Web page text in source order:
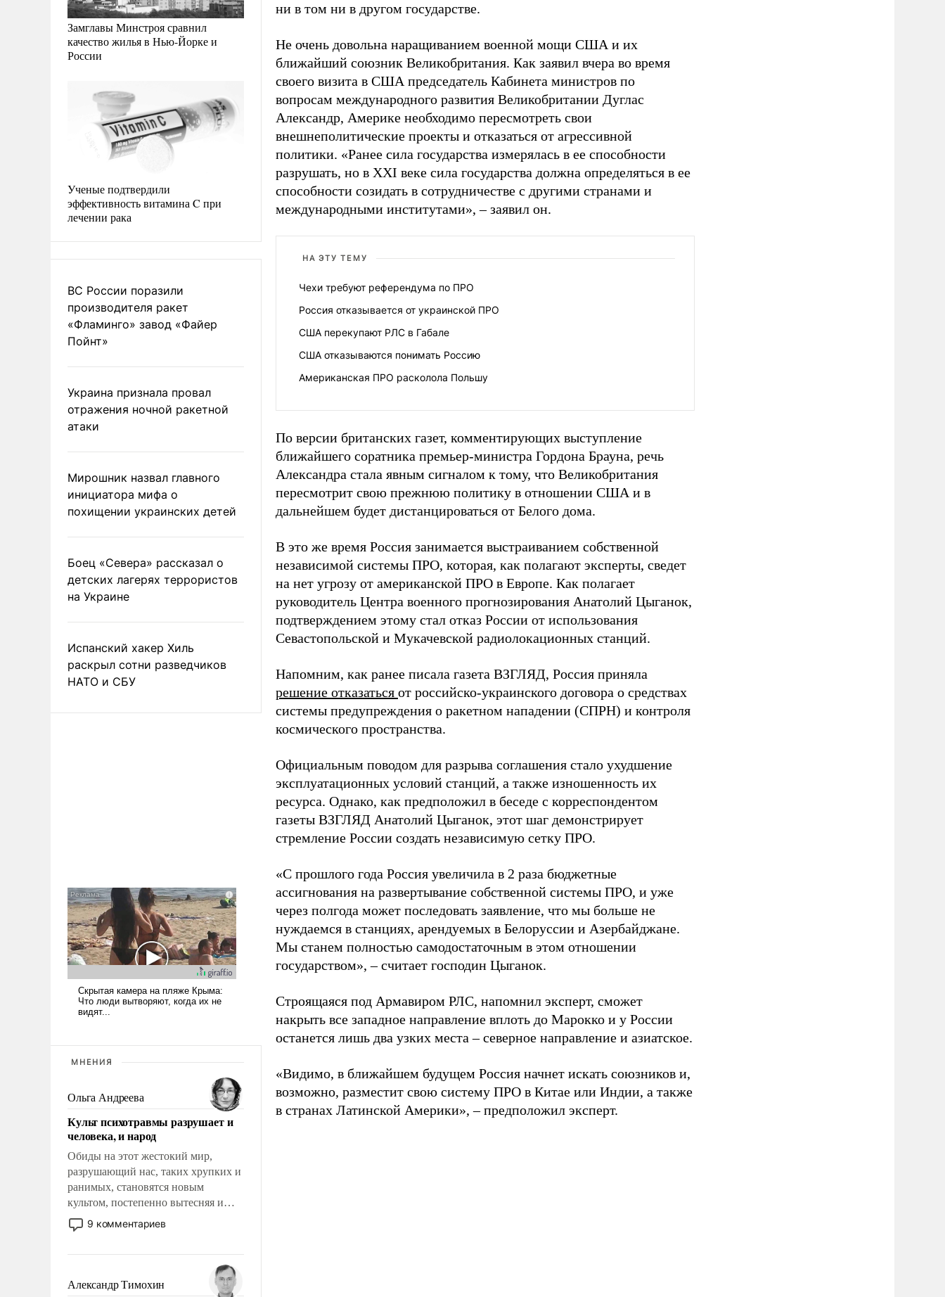
Замглавы Минстроя сравнил
качество жилья в Нью-Йорке и
России
Ученые подтвердили
эффективность витамина C при
лечении рака
ВС России поразили
производителя ракет
«Фламинго» завод «Файер
Пойнт»
Украина признала провал
отражения ночной ракетной
атаки
Мирошник назвал главного
инициатора мифа о
похищении украинских детей
Боец «Севера» рассказал о
детских лагерях террористов
на Украине
Испанский хакер Хиль
раскрыл сотни разведчиков
НАТО и СБУ
МНЕНИЯ
Ольга Андреева
Культ психотравмы разрушает и
человека, и народ
Обиды на этот жестокий мир,
разрушающий нас, таких хрупких и
ранимых, становятся новым
культом, постепенно вытесняя и
отменяя традиционное требование к
человеку – быть мужественным и
на себя ответственность, помогать
слабым, идти вперед и
9 комментариев
Александр Тимохин
ни в том ни в другом государстве.
Не очень довольна наращиванием военной мощи США и их
ближайший союзник Великобритания. Как заявил вчера во время
своего визита в США председатель Кабинета министров по
вопросам международного развития Великобритании Дуглас
Александр, Америке необходимо пересмотреть свои
внешнеполитические проекты и отказаться от агрессивной
политики. «Ранее сила государства измерялась в ее способности
разрушать, но в XXI веке сила государства должна определяться в ее
способности созидать в сотрудничестве с другими странами и
международными институтами», – заявил он.
НА ЭТУ ТЕМУ
Чехи требуют референдума по ПРО
Россия отказывается от украинской ПРО
США перекупают РЛС в Габале
США отказываются понимать Россию
Американская ПРО расколола Польшу
По версии британских газет, комментирующих выступление
ближайшего соратника премьер-министра Гордона Брауна, речь
Александра стала явным сигналом к тому, что Великобритания
пересмотрит свою прежнюю политику в отношении США и в
дальнейшем будет дистанцироваться от Белого дома.
В это же время Россия занимается выстраиванием собственной
независимой системы ПРО, которая, как полагают эксперты, сведет
на нет угрозу от американской ПРО в Европе. Как полагает
руководитель Центра военного прогнозирования Анатолий Цыганок,
подтверждением этому стал отказ России от использования
Севастопольской и Мукачевской радиолокационных станций.
Напомним, как ранее писала газета ВЗГЛЯД, Россия приняла
решение отказаться от российско-украинского договора о средствах
системы предупреждения о ракетном нападении (СПРН) и контроля
космического пространства.
Официальным поводом для разрыва соглашения стало ухудшение
эксплуатационных условий станций, а также изношенность их
ресурса. Однако, как предположил в беседе с корреспондентом
газеты ВЗГЛЯД Анатолий Цыганок, этот шаг демонстрирует
стремление России создать независимую сетку ПРО.
«С прошлого года Россия увеличила в 2 раза бюджетные
ассигнования на развертывание собственной системы ПРО, и уже
через полгода может последовать заявление, что мы больше не
нуждаемся в станциях, арендуемых в Белоруссии и Азербайджане.
Мы станем полностью самодостаточным в этом отношении
государством», – считает господин Цыганок.
Строящаяся под Армавиром РЛС, напомнил эксперт, сможет
накрыть все западное направление вплоть до Марокко и у России
останется лишь два узких места – северное направление и азиатское.
«Видимо, в ближайшем будущем Россия начнет искать союзников и,
возможно, разместит свою систему ПРО в Китае или Индии, а также
в странах Латинской Америки», – предположил эксперт.